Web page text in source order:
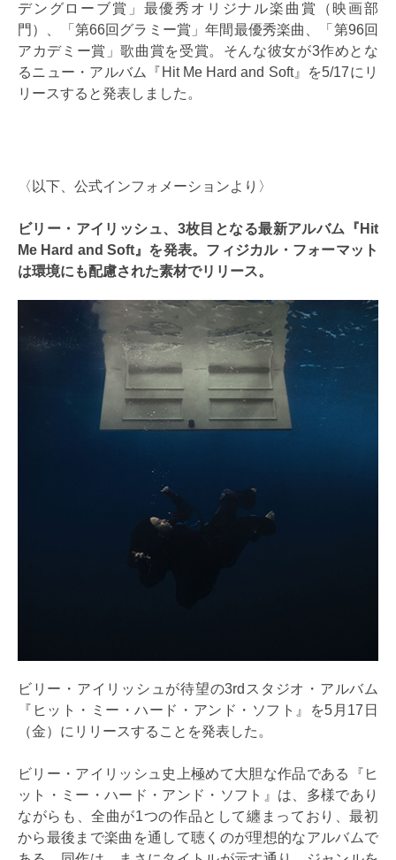
デングローブ賞」最優秀オリジナル楽曲賞（映画部
門）、「第66回グラミー賞」年間最優秀楽曲、「第96回
アカデミー賞」歌曲賞を受賞。そんな彼女が3作めとな
るニュー・アルバム『Hit Me Hard and Soft』を5/17にリ
リースすると発表しました。
〈以下、公式インフォメーションより〉
ビリー・アイリッシュ、3枚目となる最新アルバム『Hit
Me Hard and Soft』を発表。フィジカル・フォーマット
は環境にも配慮された素材でリリース。
ビリー・アイリッシュが待望の3rdスタジオ・アルバム
『ヒット・ミー・ハード・アンド・ソフト』を5月17日
（金）にリリースすることを発表した。
ビリー・アイリッシュ史上極めて大胆な作品である『ヒ
ット・ミー・ハード・アンド・ソフト』は、多様であり
ながらも、全曲が1つの作品として纏まっており、最初
から最後まで楽曲を通して聴くのが理想的なアルバムで